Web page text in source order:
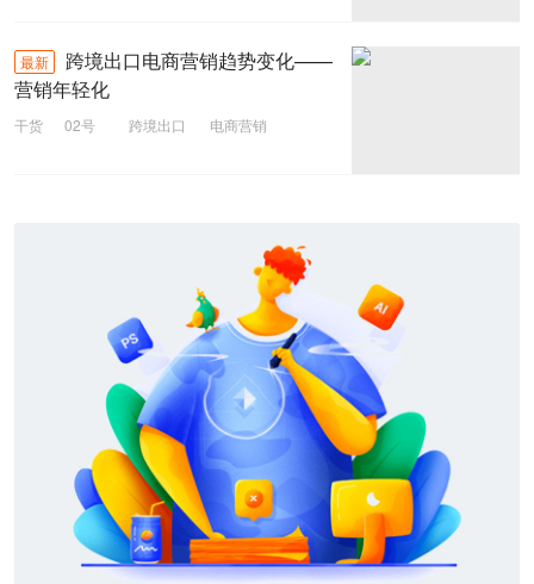
最新
跨境出口电商营销趋势变化——
营销年轻化
干货 02号 跨境出口 电商营销